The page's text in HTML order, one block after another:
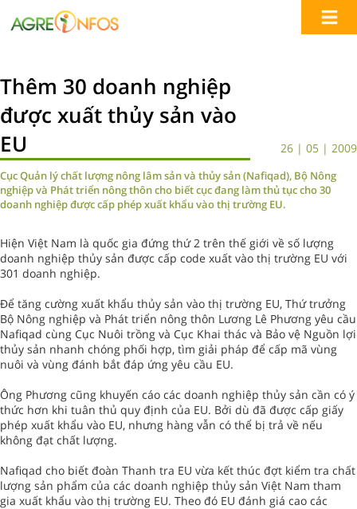
Thêm 30 doanh nghiệp
được xuất thủy sản vào
EU
26 | 05 | 2009
Cục Quản lý chất lượng nông lâm sản và thủy sản (Nafiqad), Bộ Nông
nghiệp và Phát triển nông thôn cho biết cục đang làm thủ tục cho 30
doanh nghiệp được cấp phép xuất khẩu vào thị trường EU.
Hiện Việt Nam là quốc gia đứng thứ 2 trên thế giới về số lượng
doanh nghiệp thủy sản được cấp code xuất vào thị trường EU với
301 doanh nghiệp.
Để tăng cường xuất khẩu thủy sản vào thị trường EU, Thứ trưởng
Bộ Nông nghiệp và Phát triển nông thôn Lương Lê Phương yêu cầu
Nafiqad cùng Cục Nuôi trồng và Cục Khai thác và Bảo vệ Nguồn lợi
thủy sản nhanh chóng phối hợp, tìm giải pháp để cấp mã vùng
nuôi và vùng đánh bắt đáp ứng yêu cầu EU.
Ông Phương cũng khuyến cáo các doanh nghiệp thủy sản cần có ý
thức hơn khi tuân thủ quy định của EU. Bởi dù đã được cấp giấy
phép xuất khẩu vào EU, nhưng hàng vẫn có thể bị trả về nếu
không đạt chất lượng.
Nafiqad cho biết đoàn Thanh tra EU vừa kết thúc đợt kiểm tra chất
lượng sản phẩm của các doanh nghiệp thủy sản Việt Nam tham
gia xuất khẩu vào thị trường EU. Theo đó EU đánh giá cao các